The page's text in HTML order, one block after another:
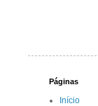
Páginas
Início